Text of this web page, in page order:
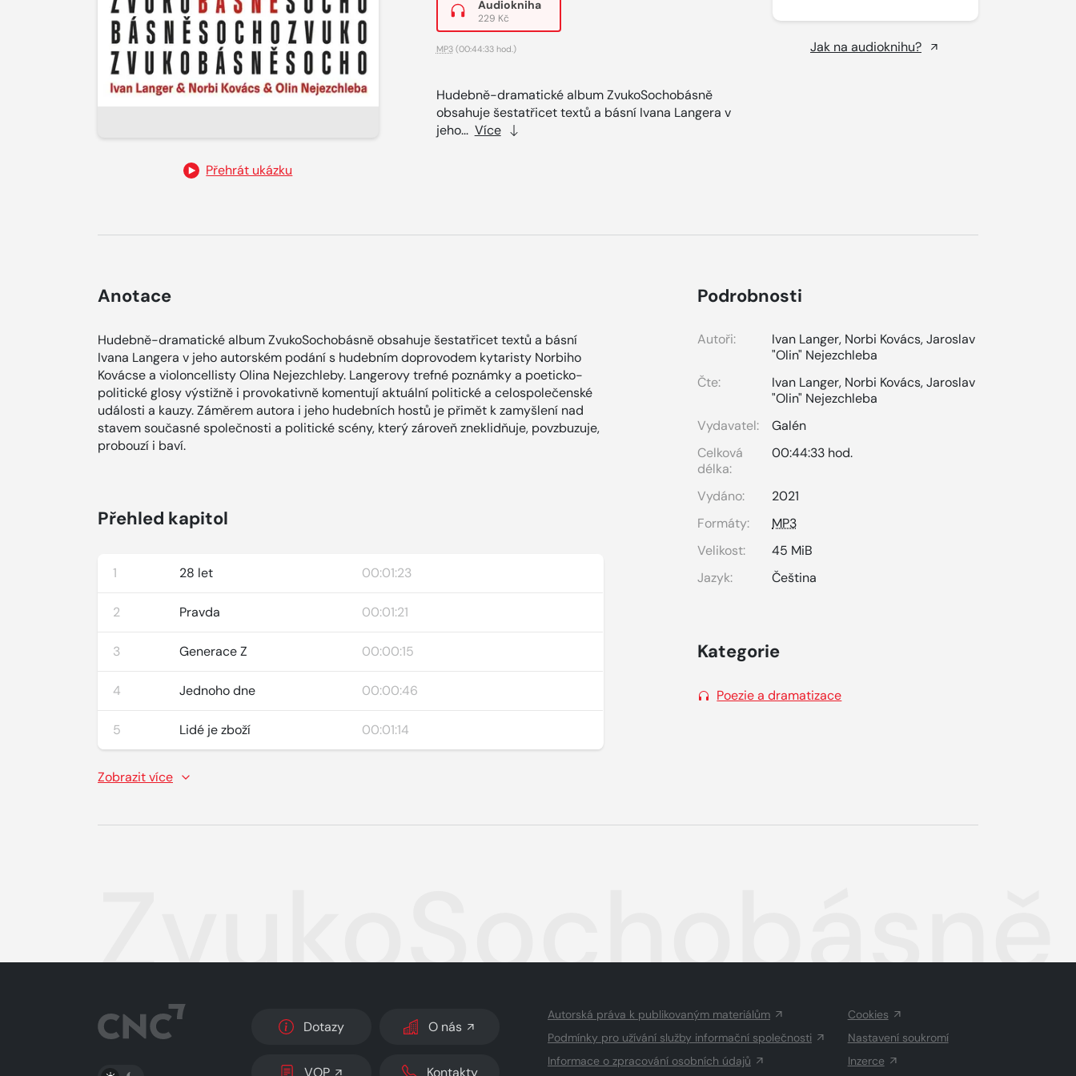
Přehrát ukázku
Audiokniha
229 Kč
MP3(00:44:33 hod.)
Hudebně-dramatické album ZvukoSochobásně
obsahuje šestatřicet textů a básní Ivana Langera v
jeho... Více
Jak na audioknihu?
Anotace
Hudebně-dramatické album ZvukoSochobásně obsahuje šestatřicet textů a básní
Ivana Langera v jeho autorském podání s hudebním doprovodem kytaristy Norbiho
Kovácse a violoncellisty Olina Nejezchleby. Langerovy trefné poznámky a poeticko-
politické glosy výstižně i provokativně komentují aktuální politické a celospolečenské
události a kauzy. Záměrem autora i jeho hudebních hostů je přimět k zamyšlení nad
stavem současné společnosti a politické scény, který zároveň zneklidňuje, povzbuzuje,
probouzí i baví.
Přehled kapitol
1 28 let 00:01:23
2 Pravda 00:01:21
3 Generace Z 00:00:15
4 Jednoho dne 00:00:46
5 Lidé je zboží 00:01:14
Zobrazit více
Podrobnosti
Autoři: Ivan Langer, Norbi Kovács,Jaroslav
"Olin" Nejezchleba
Čte:
Ivan Langer, Norbi Kovács,Jaroslav
"Olin" Nejezchleba
Vydavatel:
Galén
Celková
délka:
00:44:33 hod.
Vydáno:
2021
Formáty:
MP3
Velikost:
45 MiB
Jazyk:
Čeština
Kategorie
Poezie a dramatizace
ZvukoSochobásně
PŘEPNOUT SVĚTLÝ/TMAVÝ REŽIM
Dotazy O nás
VOP Kontakty
Autorská práva k publikovaným materiálům
Podmínky pro užívání služby informační společnosti
Informace o zpracování osobních údajů
Cookies
Nastavení soukromí
Inzerce